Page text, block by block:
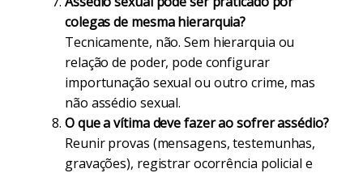
colegas de mesma hierarquia?
Tecnicamente, não. Sem hierarquia ou
relação de poder, pode configurar
importunação sexual ou outro crime, mas
não assédio sexual.
O que a vítima deve fazer ao sofrer assédio?
Reunir provas (mensagens, testemunhas,
gravações), registrar ocorrência policial e